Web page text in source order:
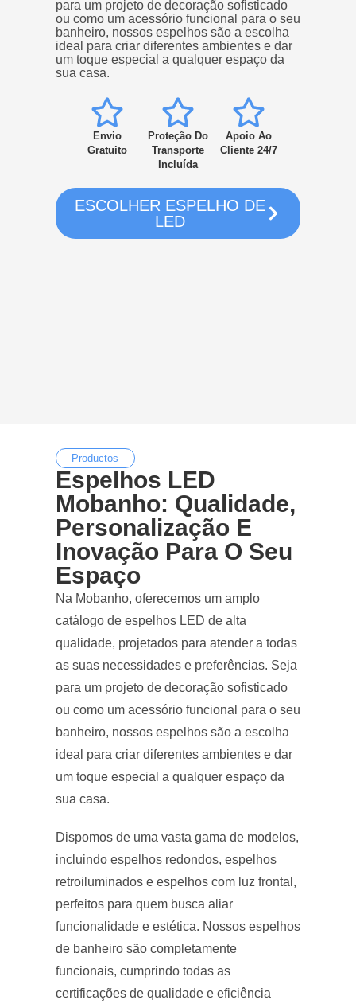
para um projeto de decoração sofisticado
ou como um acessório funcional para o seu
banheiro, nossos espelhos são a escolha
ideal para criar diferentes ambientes e dar
um toque especial a qualquer espaço da
sua casa.
Envio
Gratuito
Proteção Do
Transporte
Incluída
Apoio Ao
Cliente 24/7
ESCOLHER ESPELHO DE
LED
Productos
Espelhos LED
Mobanho: Qualidade,
Personalização E
Inovação Para O Seu
Espaço
Na Mobanho, oferecemos um amplo
catálogo de espelhos LED de alta
qualidade, projetados para atender a todas
as suas necessidades e preferências. Seja
para um projeto de decoração sofisticado
ou como um acessório funcional para o seu
banheiro, nossos espelhos são a escolha
ideal para criar diferentes ambientes e dar
um toque especial a qualquer espaço da
sua casa.
Dispomos de uma vasta gama de modelos,
incluindo espelhos redondos, espelhos
retroiluminados e espelhos com luz frontal,
perfeitos para quem busca aliar
funcionalidade e estética. Nossos espelhos
de banheiro são completamente
funcionais, cumprindo todas as
certificações de qualidade e eficiência